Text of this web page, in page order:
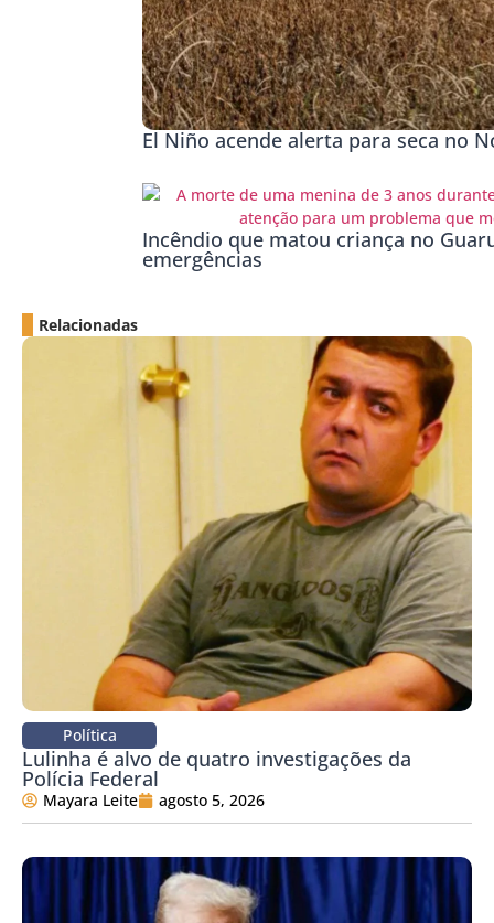
El Niño acende alerta para seca no
Incêndio que matou criança no
emergências
Relacionadas
Política
Lulinha é alvo de quatro investigações da
Polícia Federal
Mayara Leite agosto 5, 2026